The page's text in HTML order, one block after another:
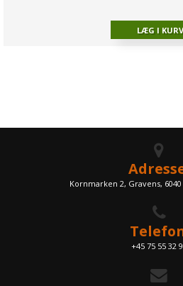
Kornmarken 2, Gravens,
+45 75 55 32